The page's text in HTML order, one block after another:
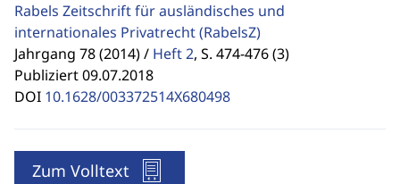
Rabels Zeitschrift für ausländisches und
internationales Privatrecht(RabelsZ)
Jahrgang 78 (2014) / Heft 2, S. 474-476 (3)
Publiziert 09.07.2018
DOI 10.1628/003372514X680498
Zum Volltext